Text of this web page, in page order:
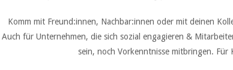
Komm mit Freund:innen, Nachbar:innen oder mit deinen
Auch für Unternehmen, die sich sozial engagieren &
sein, noch Vorkenntnisse mitbringen.